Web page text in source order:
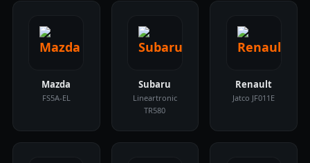
Mazda
FS5A-EL
Subaru
Lineartronic
TR580
Renault
Jatco JF011E